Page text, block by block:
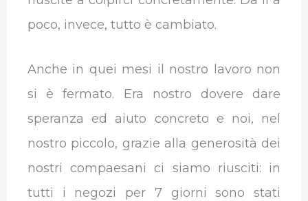
poco, invece, tutto è cambiato.
Anche in quei mesi il nostro lavoro non
si è fermato. Era nostro dovere dare
speranza ed aiuto concreto e noi, nel
nostro piccolo, grazie alla generosità dei
nostri compaesani ci siamo riusciti: in
tutti i negozi per 7 giorni sono stati